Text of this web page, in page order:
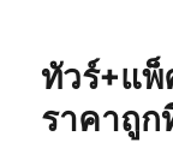
ทัวร์+แ
ราคาถู